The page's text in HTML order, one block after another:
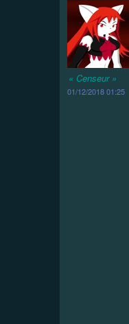
« Censeur »
01/12/2018 01:25